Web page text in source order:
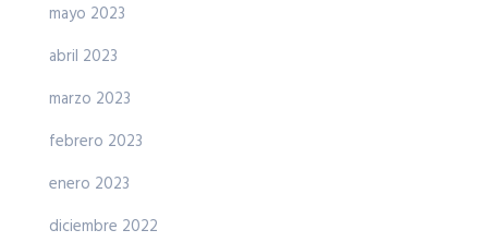
mayo 2023
abril 2023
marzo 2023
febrero 2023
enero 2023
diciembre 2022